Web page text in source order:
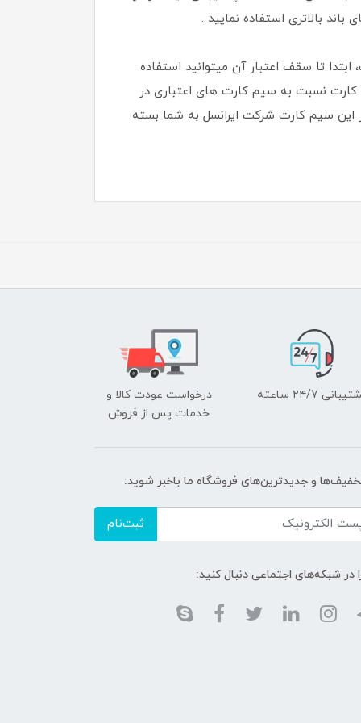
تا سقف اعتبار آن میتوانید استفاده
کارت نسبت به سیم کارت های اعتباری در
این سیم کارت شرکت ایرانسل به شما بسته
۲۴/7 ساعته
درخواست عودت کالا و
خدمات پس از فروش
و جدیدترین‌های فروشگاه ما باخبر شوید:
ثبت‌نام
در شبکه‌های اجتماعی دنبال کنید: